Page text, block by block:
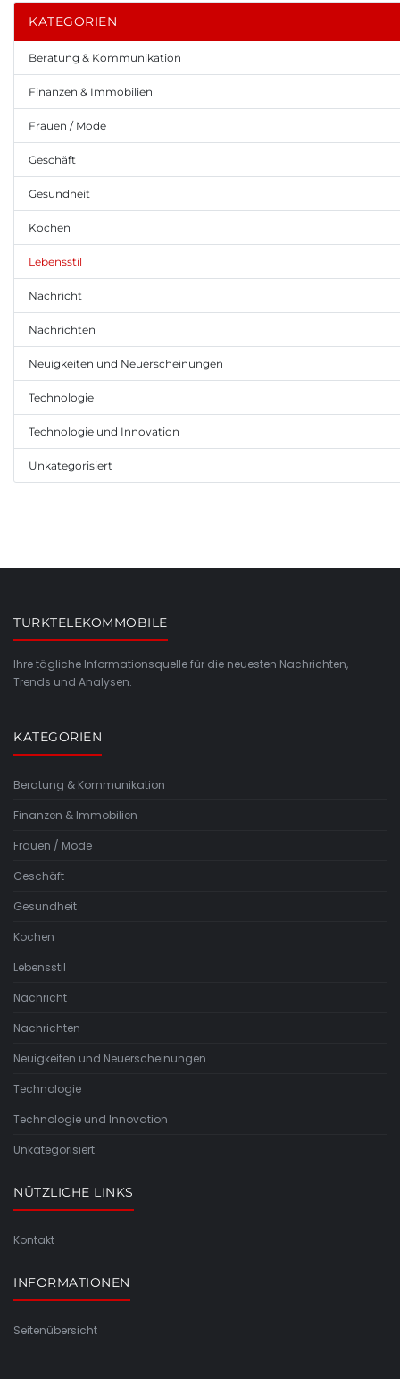
KATEGORIEN
Beratung & Kommunikation
Finanzen & Immobilien
Frauen / Mode
Geschäft
Gesundheit
Kochen
Lebensstil
Nachricht
Nachrichten
Neuigkeiten und Neuerscheinungen
Technologie
Technologie und Innovation
Unkategorisiert
TURKTELEKOMMOBILE
Ihre tägliche Informationsquelle für die neuesten Nachrichten,
Trends und Analysen.
KATEGORIEN
Beratung & Kommunikation
Finanzen & Immobilien
Frauen / Mode
Geschäft
Gesundheit
Kochen
Lebensstil
Nachricht
Nachrichten
Neuigkeiten und Neuerscheinungen
Technologie
Technologie und Innovation
Unkategorisiert
NÜTZLICHE LINKS
Kontakt
INFORMATIONEN
Seitenübersicht